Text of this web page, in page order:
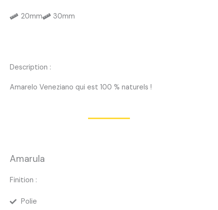
20mm 30mm
Description :
Amarelo Veneziano qui est 100 % naturels !
Amarula
Finition :
Polie